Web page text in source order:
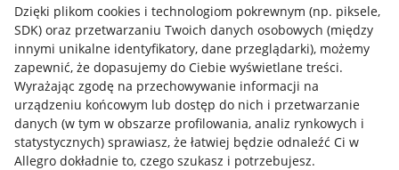
Dzięki plikom cookies i technologiom pokrewnym (np. piksele,
SDK) oraz przetwarzaniu Twoich danych osobowych (między
innymi unikalne identyfikatory, dane przeglądarki), możemy
zapewnić, że dopasujemy do Ciebie wyświetlane treści.
Wyrażając zgodę na przechowywanie informacji na
urządzeniu końcowym lub dostęp do nich i przetwarzanie
danych (w tym w obszarze profilowania, analiz rynkowych i
statystycznych) sprawiasz, że łatwiej będzie odnaleźć Ci w
Allegro dokładnie to, czego szukasz i potrzebujesz.